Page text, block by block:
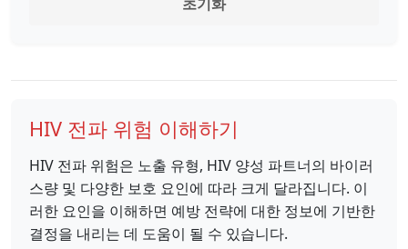
HIV 전파 위험 이해하기
HIV 전파 위험은 노출 유형, HIV 양성 파트너의 바이러
스량 및 다양한 보호 요인에 따라 크게 달라집니다. 이
러한 요인을 이해하면 예방 전략에 대한 정보에 기반한
결정을 내리는 데 도움이 될 수 있습니다.